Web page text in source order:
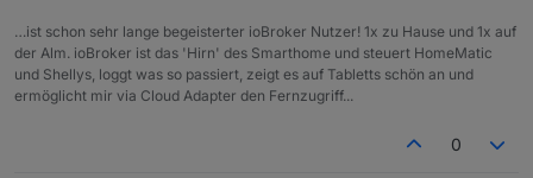
…ist schon sehr lange begeisterter ioBroker Nutzer! 1x zu Hause und 1x auf
der Alm. ioBroker ist das 'Hirn' des Smarthome und steuert HomeMatic
und Shellys, loggt was so passiert, zeigt es auf Tabletts schön an und
ermöglicht mir via Cloud Adapter den Fernzugriff...
0